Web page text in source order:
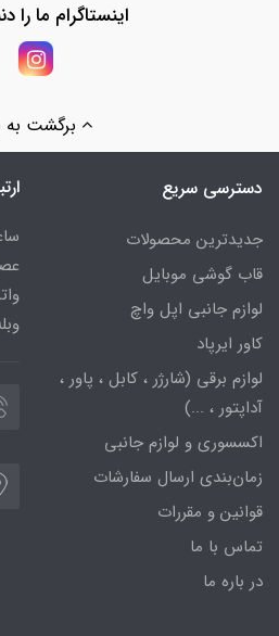
اینستاگرام ما را
برگشت به
دسترسی سریع
جدیدترین محصولات
قاب گوشی موبایل
لوازم جانبی اپل واچ
کاور ایرپاد
لوازم برقی (شارژر ، کابل ، پاور ،
آداپتور ، ...)
اکسسوری و لوازم جانبی
زمان‌بندی ارسال سفارشات
قوانین و مقررات
تماس با ما
در باره ما